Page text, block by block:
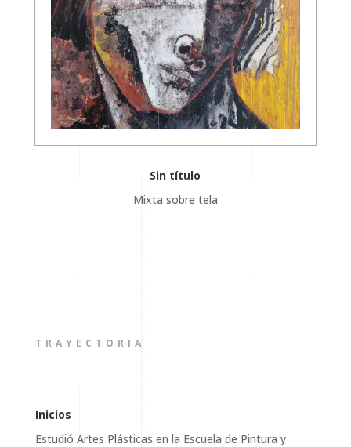
Sin título
Mixta sobre tela
TRAYECTORIA
Inicios
Estudió Artes Plásticas en la Escuela de Pintura y